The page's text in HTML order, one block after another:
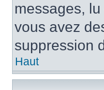
messages,
vous avez
suppression
Haut